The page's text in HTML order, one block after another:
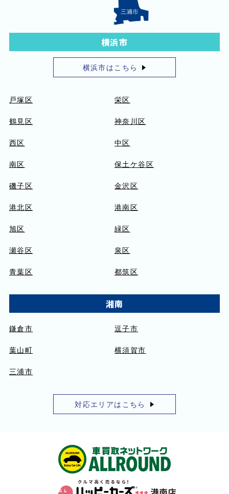
横浜市
横浜市はこちら
戸塚区 栄区
鶴見区 神奈川区
西区 中区
南区 保土ケ谷区
磯子区 金沢区
港北区 港南区
旭区 緑区
瀬谷区 泉区
青葉区 都筑区
湘南
鎌倉市 逗子市
葉山町 横須賀市
三浦市
対応エリアはこちら